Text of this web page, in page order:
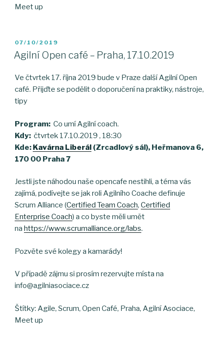
Meet up
POSTED
ON
07/10/2019
Agilní Open café – Praha, 17.10.2019
Ve čtvrtek 17. října 2019 bude v Praze další Agilní Open
café. Přijďte se podělit o doporučení na praktiky, nástroje,
tipy
Program: Co umí Agilní coach.
Kdy: čtvrtek 17.10.2019 , 18:30
Kde: Kavárna Liberál (Zrcadlový sál), Heřmanova 6,
170 00 Praha 7
Jestli jste náhodou naše opencafe nestihli, a téma vás
zajímá, podívejte se jak roli Agilního Coache definuje
Scrum Alliance (Certified Team Coach, Certified
Enterprise Coach) a co byste měli umět
na https://www.scrumalliance.org/labs.
Pozvěte své kolegy a kamarády!
V případě zájmu si prosím rezervujte místa na
info@agilniasociace.cz
Štítky: Agile, Scrum, Open Café, Praha, Agilní Asociace,
Meet up